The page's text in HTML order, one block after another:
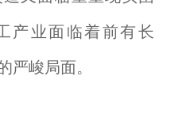
产业面临着前有长
严峻局面。